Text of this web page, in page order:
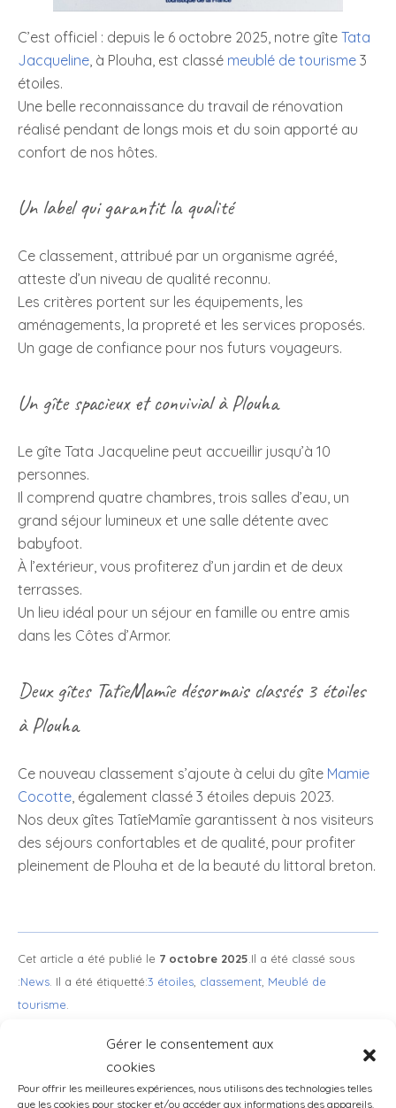
Gérer le consentement aux
cookies
Pour offrir les meilleures expériences, nous utilisons des technologies telles
que les cookies pour stocker et/ou accéder aux informations des appareils.
C’est officiel : depuis le 6 octobre 2025, notre gîte Tata
Jacqueline, à Plouha, est classé meublé de tourisme 3
étoiles.
Une belle reconnaissance du travail de rénovation
réalisé pendant de longs mois et du soin apporté au
confort de nos hôtes.
Un label qui garantit la qualité
Ce classement, attribué par un organisme agréé,
atteste d’un niveau de qualité reconnu.
Les critères portent sur les équipements, les
aménagements, la propreté et les services proposés.
Un gage de confiance pour nos futurs voyageurs.
Un gîte spacieux et convivial à Plouha
Le gîte Tata Jacqueline peut accueillir jusqu’à 10
personnes.
Il comprend quatre chambres, trois salles d’eau, un
grand séjour lumineux et une salle détente avec
babyfoot.
À l’extérieur, vous profiterez d’un jardin et de deux
terrasses.
Un lieu idéal pour un séjour en famille ou entre amis
dans les Côtes d’Armor.
Deux gîtes TatîeMamîe désormais classés 3 étoiles
à Plouha
Ce nouveau classement s’ajoute à celui du gîte Mamie
Cocotte, également classé 3 étoiles depuis 2023.
Nos deux gîtes TatîeMamîe garantissent à nos visiteurs
des séjours confortables et de qualité, pour profiter
pleinement de Plouha et de la beauté du littoral breton.
Cet article a été publié le 7 octobre 2025.Il a été classé sous
:News. Il a été étiquetté:3 étoiles, classement, Meublé de
tourisme.
Navigation de l’article
Article précédent
Article suivant : 🌷 En